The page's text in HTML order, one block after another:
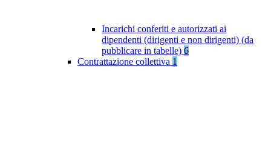
Incarichi conferiti e autorizzati ai
dipendenti (dirigenti e non dirigenti) (da
pubblicare in tabelle) 6
Contrattazione collettiva 1